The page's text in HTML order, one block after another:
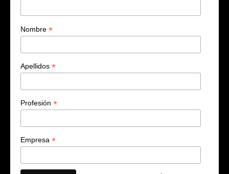
Nombre *
Apellidos *
Profesión *
Empresa *